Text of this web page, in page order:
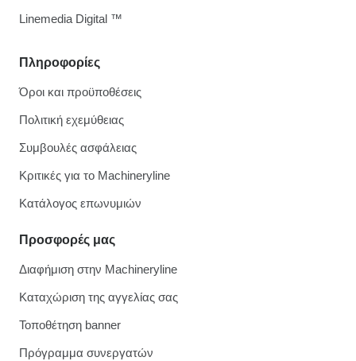
Πληροφορίες
Όροι και προϋποθέσεις
Πολιτική εχεμύθειας
Συμβουλές ασφάλειας
Κριτικές για το Machineryline
Κατάλογος επωνυμιών
Προσφορές μας
Διαφήμιση στην Machineryline
Καταχώριση της αγγελίας σας
Τοποθέτηση banner
Πρόγραμμα συνεργατών
Linemedia Digital ™